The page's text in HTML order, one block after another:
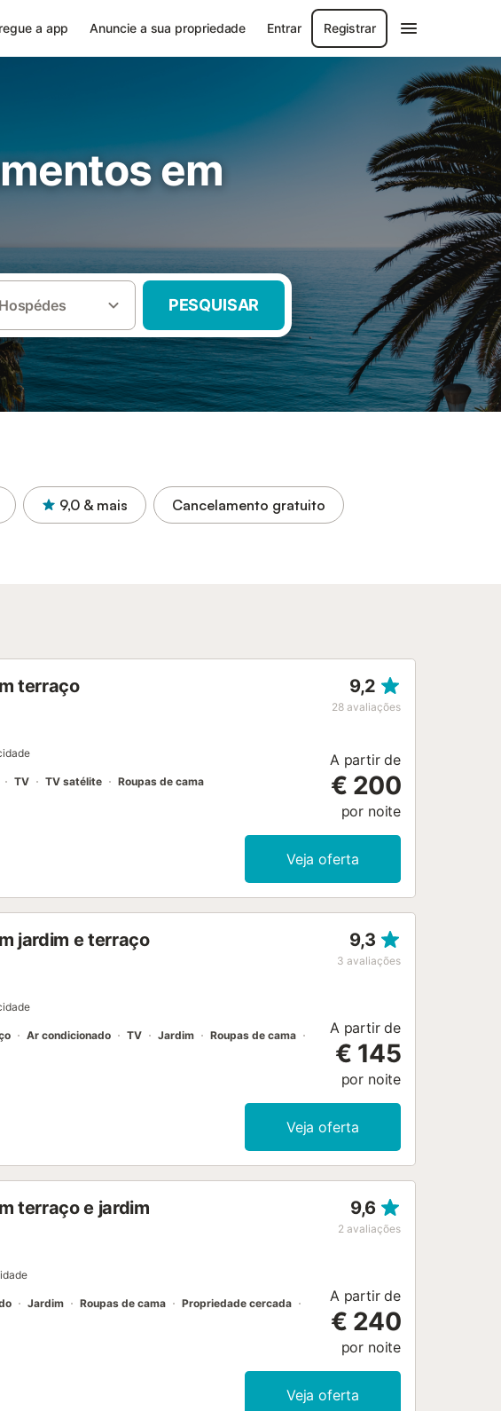
a app Anuncie a sua propriedade Entrar Registrar
em
Hospédes PESQUISAR
9,0 & mais Cancelamento gratuito
terraço 9,2
28 avaliações
TV TV satélite Roupas de cama
A partir de
€ 200
por noite
Veja oferta
jardim e terraço 9,3
3 avaliações
Ar condicionado TV Jardim
Roupas de cama
A partir de
€ 145
por noite
Veja oferta
terraço e jardim 9,6
2 avaliações
Jardim Roupas de cama
Propriedade cercada
A partir de
€ 240
por noite
Veja oferta